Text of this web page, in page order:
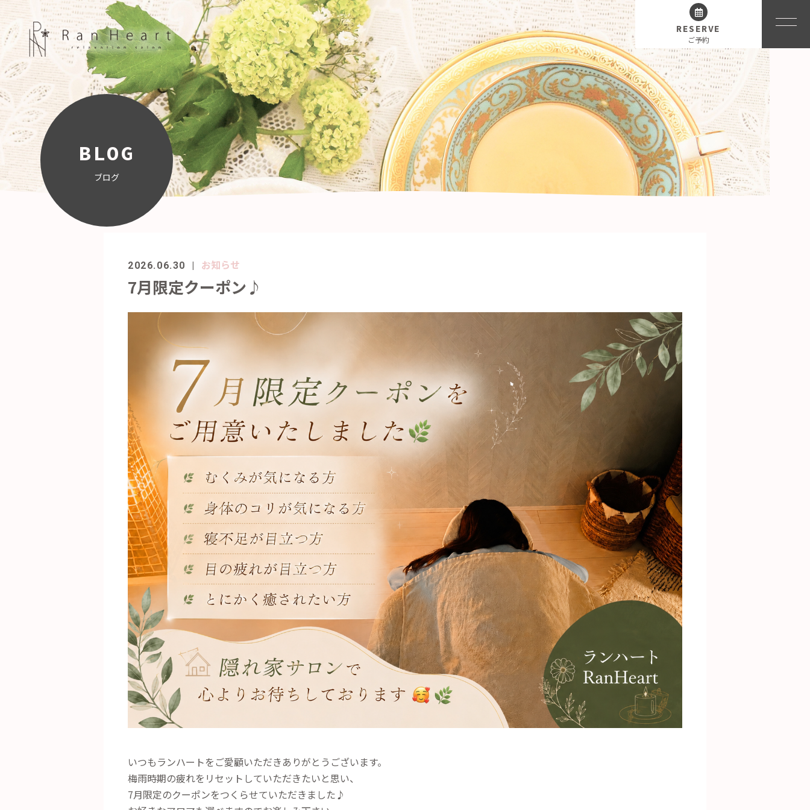
RESERVE
ご予約
BLOG
ブログ
2026.06.30 お知らせ
7月限定クーポン♪
いつもランハートをご愛顧いただきありがとうございます。
梅雨時期の疲れをリセットしていただきたいと思い、
7月限定のクーポンをつくらせていただきました♪